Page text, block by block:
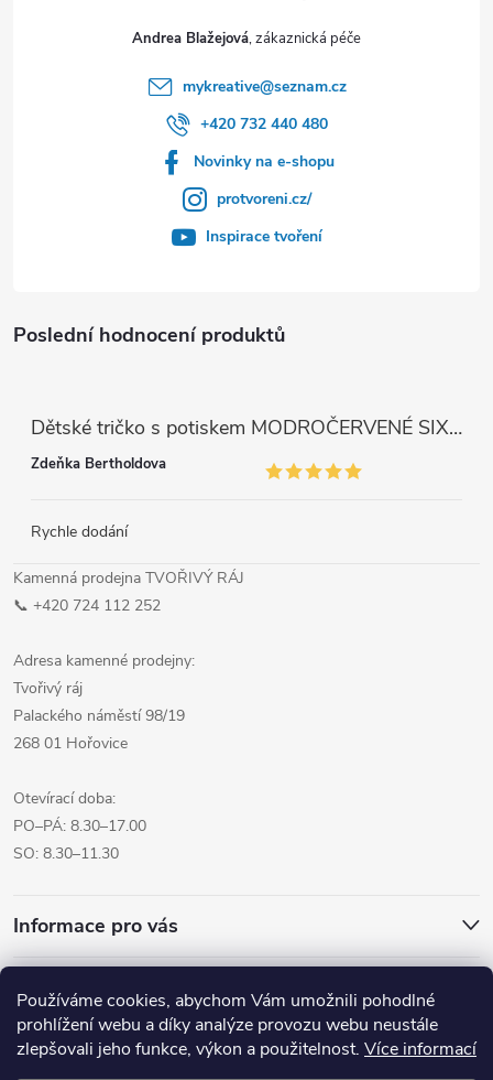
Používáme cookies, abychom Vám umožnili pohodlné
prohlížení webu a díky analýze provozu webu neustále
zlepšovali jeho funkce, výkon a použitelnost. Více informací
Poslední hodnocení produktů
Dětské tričko s potiskem MODROČERVENÉ SIX SEVEN 67
Zdeňka Bertholdova
Rychle dodání
Kamenná prodejna TVOŘIVÝ RÁJ
📞 +420 724 112 252
Adresa kamenné prodejny:
Tvořivý ráj
Palackého náměstí 98/19
268 01 Hořovice
Otevírací doba:
PO–PÁ: 8.30–17.00
SO: 8.30–11.30
Informace pro vás
Andrea Blažejová
mykreative@seznam.cz
+420 732 440 480
Novinky na e-shopu
protvoreni.cz/
Inspirace tvoření
Přijímáme online platby